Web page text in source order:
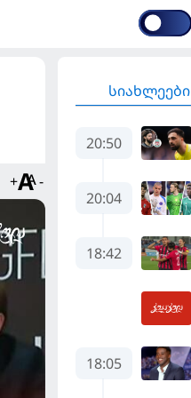
+ -
სიახლეები
20:50
20:04
18:42
18:05